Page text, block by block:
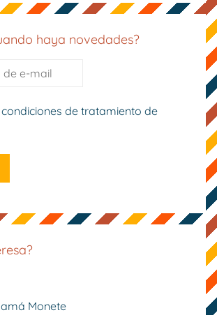
haya novedades?
de tratamiento de
Monete